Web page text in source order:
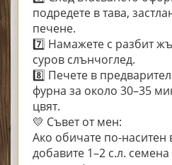
подредете в тава,
печене.
7️⃣ Намажете с разбит
суров слънчоглед.
8️⃣ Печете в
фурна за около 30–35
цвят.
💛 Съвет от мен:
Ако обичате по-наситен
добавите 1–2 с.л.